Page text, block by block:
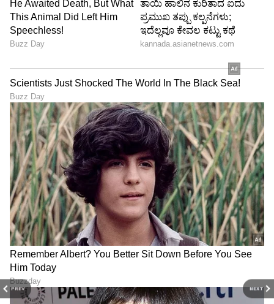
PREV NEXT
ABOUT THE AUTHOR
GS
Govindaraj S
ಕಳೆದ 8 ವರ್ಷಗಳಿಂದ ಮಾಧ್ಯಮ ಪ್ರಪಂಚದಲ್ಲಿದ್ದೇನೆ. ಹುಟ್ಟಿ
ಬೆಳೆದಿದ್ದು ಬೆಂಗಳೂರಿನಲ್ಲಿ. ಸ್ನಾತಕೋತ್ತರ ಪದವಿಯನ್ನು ಬೆಂಗಳೂರು
ವಿಶ್ವವಿದ್ಯಾಲಯದಿಂದ ಪಡೆದಿದ್ದೇನೆ. ದೂರದರ್ಶನದಲ್ಲಿ ಇಂಟರ್ನ್‌ಶಿಪ್
ನಿರ್ವಹಣೆ. ಪ್ರಜಾವಾಣಿ ಮತ್ತು ಉದಯವಾಣಿ ಡಿಜಿಟಲ್ ವಿಭಾಗದಲ್ಲಿ
ಬರಹಗಾರ ಹಾಗೂ ಕಂಟೆಂಟ್ ಡೆವಲಪರ್ ಆಗಿ ಕೆಲಸ ಮಾಡಿದ್ದೇನೆ.
ಮನರಂಜನೆ ಸುದ್ದಿಗಳ ಬಗ್ಗೆ ತುಂಬಾ ಆಸಕ್ತಿ. ಸಿನಿಮಾ ವೀಕ್ಷಿಸುವುದು,
ಸಂಗೀತ ಕೇಳುವುದು ಮತ್ತು ಕ್ರೀಡೆ ನೆಚ್ಚಿನ ಹವ್ಯಾಸಗಳು.
ರಶ್ಮಿಕಾ ಮಂದಣ್ಣ ಬಾಲಿವುಡ್ ಮನರಂಜನಾ ಸುದ್ದಿ ಸಿನಿಮಾ